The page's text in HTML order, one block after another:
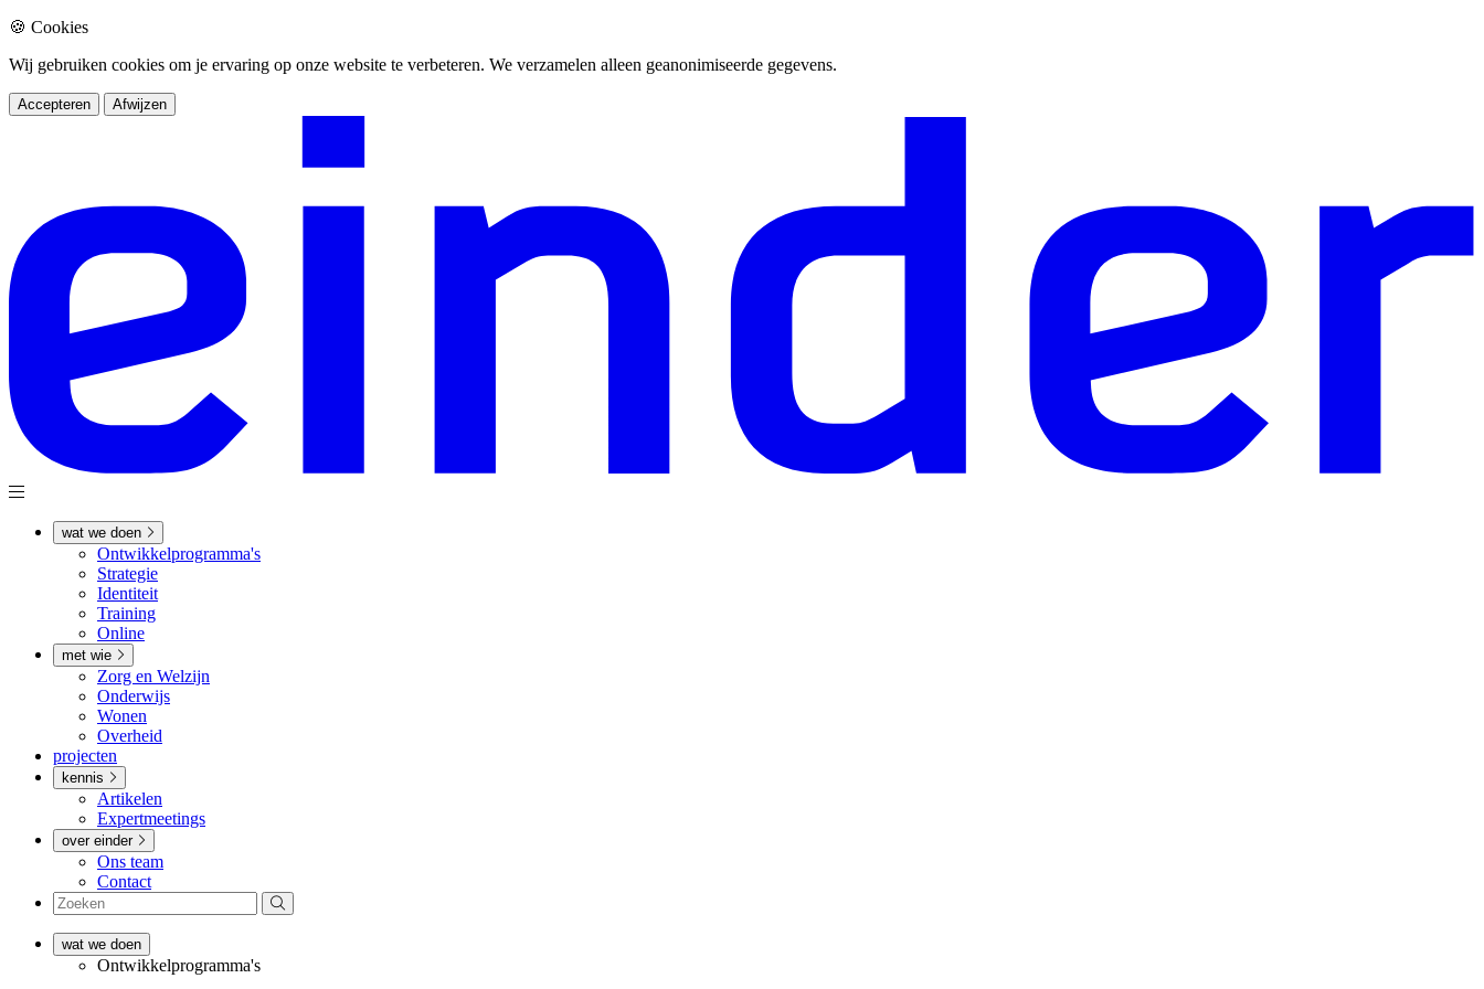
🍪 Cookies
Wij gebruiken cookies om je ervaring op onze website te verbeteren. We verzamelen alleen geanonimiseerde gegevens.
Accepteren Afwijzen
wat we doen
Ontwikkel­­programma's
Strategie
Identiteit
Training
Online
met wie
Zorg en Welzijn
Onderwijs
Wonen
Overheid
projecten
kennis
Artikelen
Expertmeetings
over einder
Ons team
Contact
wat we doen
Ontwikkel­­programma's